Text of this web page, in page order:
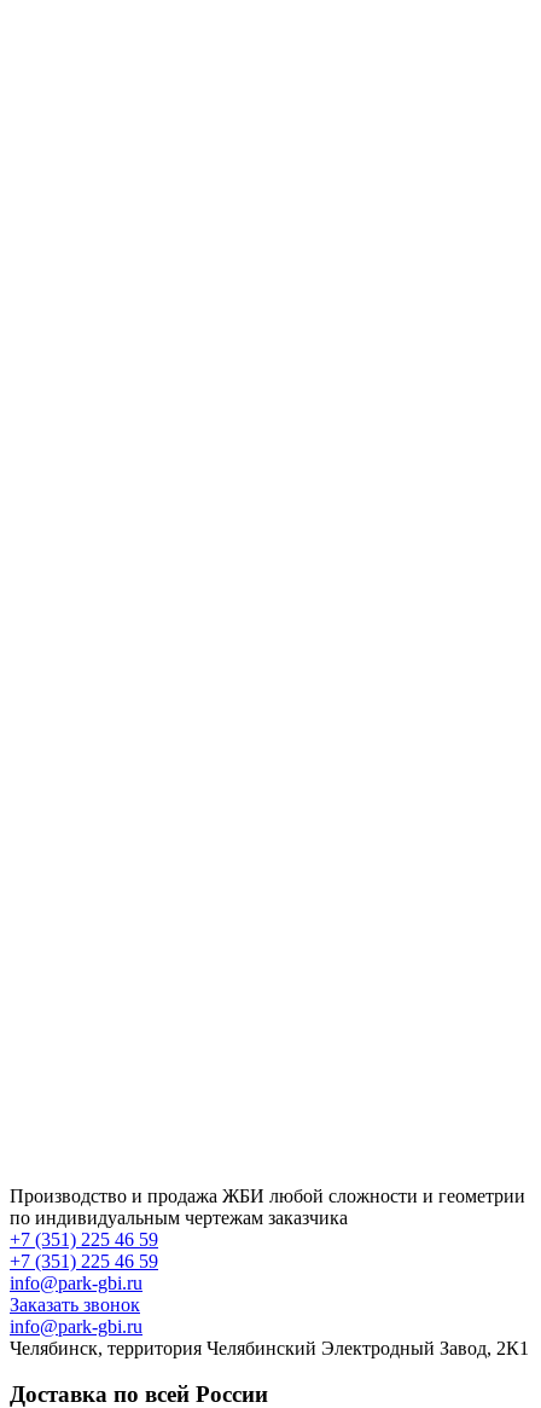
Производство и продажа ЖБИ любой сложности и геометрии
по индивидуальным чертежам заказчика
+7 (351) 225 46 59
+7 (351) 225 46 59
info@park-gbi.ru
Заказать звонок
info@park-gbi.ru
Челябинск, территория Челябинский Электродный Завод, 2К1
Доставка по всей России